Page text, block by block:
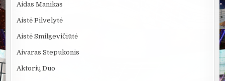
Aidas Manikas
Aistė Pilvelytė
Aistė Smilgevičiūtė
Aivaras Stepukonis
Aktorių Duo